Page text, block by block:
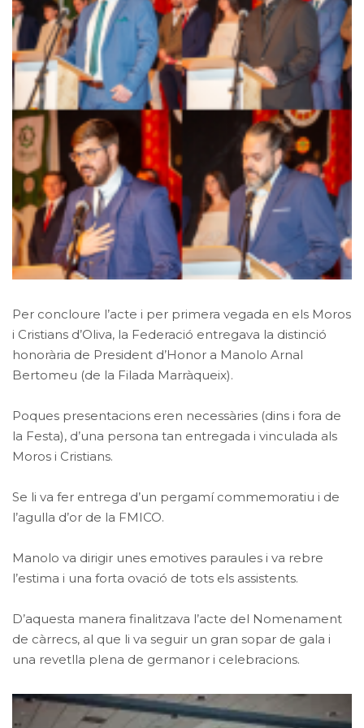
Per concloure l’acte i per primera vegada en els Moros
i Cristians d’Oliva, la Federació entregava la distinció
honorària de President d’Honor a Manolo Arnal
Bertomeu (de la Filada Marràqueix).
Poques presentacions eren necessàries (dins i fora de
la Festa), d’una persona tan entregada i vinculada als
Moros i Cristians.
Se li va fer entrega d’un pergamí commemoratiu i de
l’agulla d’or de la FMICO.
Manolo va dirigir unes emotives paraules i va rebre
l’estima i una forta ovació de tots els assistents.
D’aquesta manera finalitzava l’acte del Nomenament
de càrrecs, al que li va seguir un gran sopar de gala i
una revetlla plena de germanor i celebracions.